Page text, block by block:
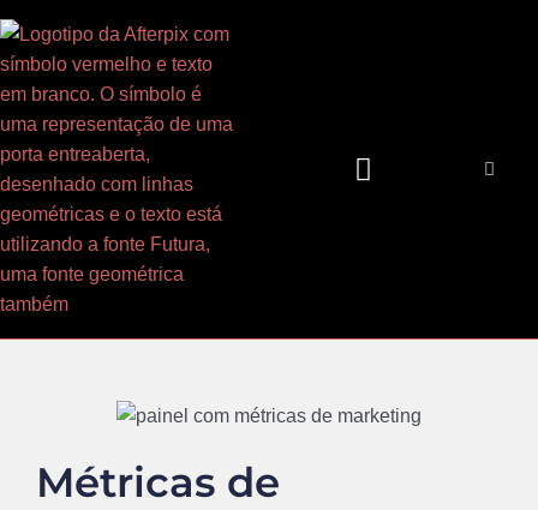
para
o
conteúdo
Métricas de